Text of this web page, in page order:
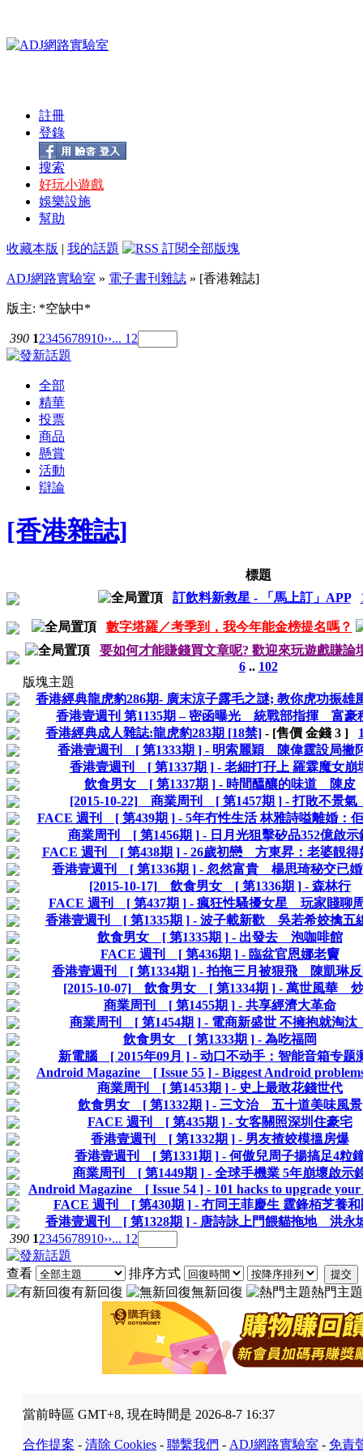
註冊
登錄
搜索
好玩小遊戲
娛樂設施
幫助
收藏本版 | 我的話題
ADJ網路實驗室 » 電子書刊雜誌 » [香港雜誌]
版主: *空缺中*
390 12345678910››... 12
全部
精華
投票
商品
懸賞
活動
辯論
[香港雜誌]
標題
訂飲料新救星 - 「馬上訂」APP
數字塔羅／考季到，我今年能金榜提名嗎？
要如何才能賺錢買文章呢? 歡迎來玩遊戲賺論
6.. 102
版塊主題
香港經典龍虎豹286期- 廣末涼子露毛之謎; 教你虎功振雄
香港壹週刊 第1135期 – 密函曝光 統戰部指揮 富豪
香港經典成人雜誌:龍虎豹283期 [18禁] - [售價 金錢 3 ]
香港壹週刊 [ 第1333期 ] - 明索麗穎 陳偉霆設局撇
香港壹週刊 [ 第1337期 ] - 老細打孖上 羅霖魔女崩
飲食男女 [ 第1337期 ] - 時間醞釀的味道 陳皮
[2015-10-22] 商業周刊 [ 第1457期 ] - 打敗不景氣
FACE 週刊 [ 第439期 ] - 5年冇性生活 林雅詩嗌離婚：
商業周刊 [ 第1456期 ] - 日月光狙擊矽品352億啟示
FACE 週刊 [ 第438期 ] - 26歲初戀 方東昇：老婆靚得
香港壹週刊 [ 第1336期 ] - 忽然富貴 楊思琦秘交已
[2015-10-17] 飲食男女 [ 第1336期 ] - 森林行
FACE 週刊 [ 第437期 ] - 瘋狂性騷擾女星 玩家賤聊
香港壹週刊 [ 第1335期 ] - 波子載新歡 吳若希姣擒五
飲食男女 [ 第1335期 ] - 出發去 泡咖啡館
FACE 週刊 [ 第436期 ] - 臨盆官恩娜老竇
香港壹週刊 [ 第1334期 ] - 拍拖三月被狠飛 陳凱琳
[2015-10-07] 飲食男女 [ 第1334期 ] - 萬世風華
商業周刊 [ 第1455期 ] - 共享經濟大革命
商業周刊 [ 第1454期 ] - 電商新盛世 不擁抱就淘汰
飲食男女 [ 第1333期 ] - 為吃福岡
新電腦 [ 2015年09月 ] - 动口不动手：智能音箱专题
Android Magazine [ Issue 55 ] - Biggest Android
商業周刊 [ 第1453期 ] - 史上最敢花錢世代
飲食男女 [ 第1332期 ] - 三文治 五十道美味風景
FACE 週刊 [ 第435期 ] - 女客關照深圳住豪宅
香港壹週刊 [ 第1332期 ] - 男友揸姣模搵房爆
香港壹週刊 [ 第1331期 ] - 何傲兒周子揚搞足4粒
商業周刊 [ 第1449期 ] - 全球手機業 5年崩壞啟示
Android Magazine [ Issue 54 ] - 101 hacks to upgrade
FACE 週刊 [ 第430期 ] - 冇同王菲慶生 霆鋒栢芝養和
香港壹週刊 [ 第1328期 ] - 唐詩詠上門餵貓拖地 洪永
390 12345678910››... 12
查看 排序方式 提交
有新回復 無新回復 熱門主題
當前時區 GMT+8, 現在時間是 2026-8-7 16:37
合作提案 - 清除 Cookies - 聯繫我們 - ADJ網路實驗室 - 免責